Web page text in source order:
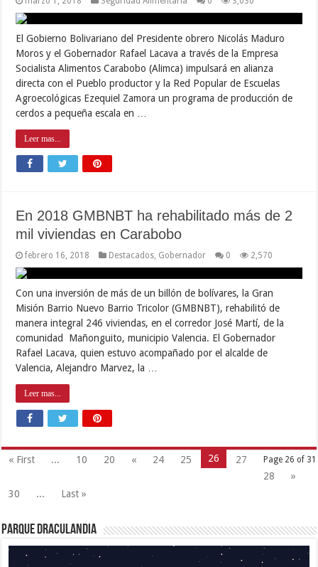
El Gobierno Bolivariano del Presidente obrero Nicolás Maduro
Moros y el Gobernador Rafael Lacava a través de la Empresa
Socialista Alimentos Carabobo (Alimca) impulsará en alianza
directa con el Pueblo productor y la Red Popular de Escuelas
Agroecológicas Ezequiel Zamora un programa de producción de
cerdos a pequeña escala en …
Leer mas...
En 2018 GMBNBT ha rehabilitado más de 2
mil viviendas en Carabobo
febrero 16, 2018 Destacados Gobernador 0 2,570
Con una inversión de más de un billón de bolívares, la Gran
Misión Barrio Nuevo Barrio Tricolor (GMBNBT), rehabilitó de
manera integral 246 viviendas, en el corredor José Martí, de la
comunidad Mañonguito, municipio Valencia. El Gobernador
Rafael Lacava, quien estuvo acompañado por el alcalde de
Valencia, Alejandro Marvez, la …
Leer mas...
Page 26 of 31
« First ... 10 20 « 24 25 26
27
28
»
30
... Last »
Parque Draculandia